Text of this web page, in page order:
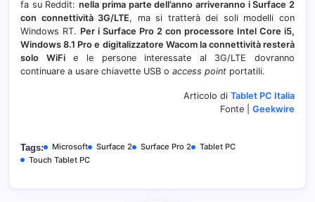
fa su Reddit:nella prima parte dell’anno arriveranno i Surface 2
con connettività 3G/LTE, ma si tratterà dei soli modelli con
Windows RT. Per i Surface Pro 2 con processore Intel Core i5,
Windows 8.1 Pro e digitalizzatore Wacom la connettività resterà
solo WiFie le persone interessate al 3G/LTE dovranno
continuare a usare chiavette USB o access point portatili.
Articolo di Tablet PC Italia
Fonte | Geekwire
Tags: Microsoft Surface 2 Surface Pro 2
Tablet PC
Touch Tablet PC